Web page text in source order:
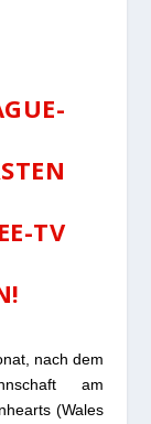
TV
nach dem
am
(Wales